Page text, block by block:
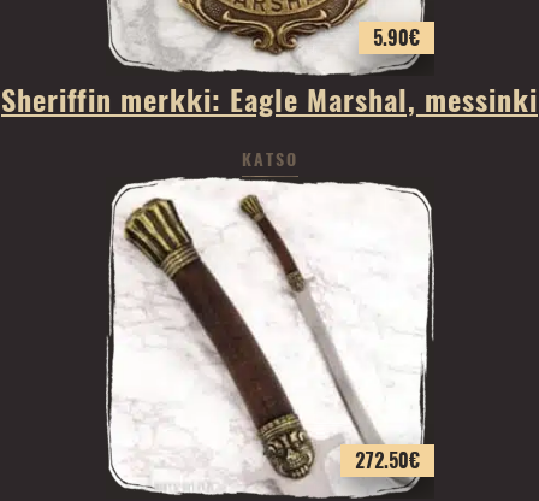
5.90€
Sheriffin merkki: Eagle Marshal, messinki
KATSO
272.50€